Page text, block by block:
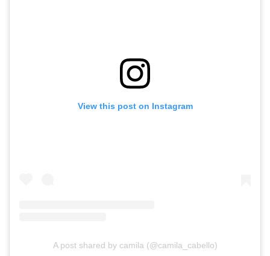
View this post on Instagram
A post shared by camila (@camila_cabello)